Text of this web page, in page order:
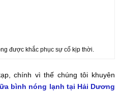
được khắc phục sự cố kịp thời.
chính vì thế chúng tôi khuyên
bình nóng lạnh tại Hải Dương